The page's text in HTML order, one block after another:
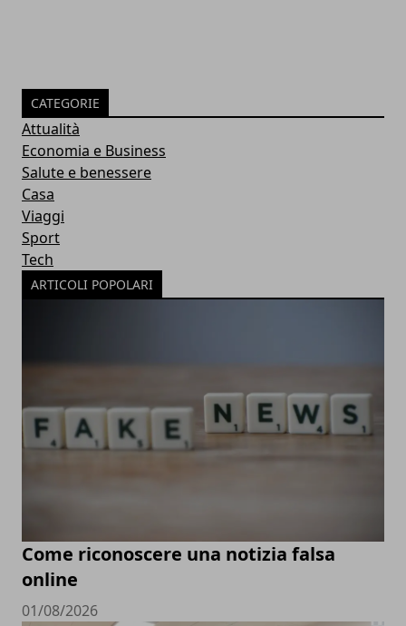
CATEGORIE
Attualità
Economia e Business
Salute e benessere
Casa
Viaggi
Sport
Tech
ARTICOLI POPOLARI
Come riconoscere una notizia falsa
online
01/08/2026